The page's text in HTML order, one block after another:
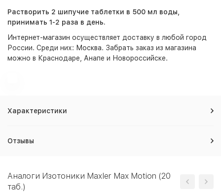
Растворить 2 шипучие таблетки в 500 мл воды,
принимать 1-2 раза в день.
Интернет-магазин осуществляет доставку в любой город
России. Среди них: Москва. Забрать заказ из магазина
можно в Краснодаре, Анапе и Новороссийске.
Характеристики
Отзывы
Аналоги Изотоники Maxler Max Motion (20
таб.)